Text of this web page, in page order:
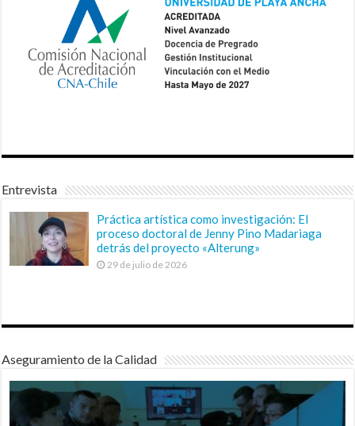
Entrevista
Práctica artística como investigación: El
proceso doctoral de Jenny Pino Madariaga
detrás del proyecto «Alterung»
29 de julio de 2026
Aseguramiento de la Calidad